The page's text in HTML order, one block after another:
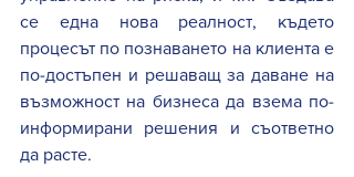
се една нова реалност, където
процесът по познаването на клиента е
по-достъпен и решаващ за даване на
възможност на бизнеса да взема по-
информирани решения и съответно
да расте.